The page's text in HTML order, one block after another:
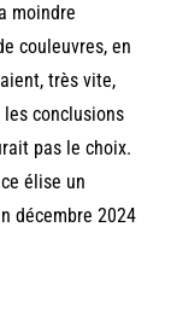
moindre
couleuvres, en
très vite,
conclusions
pas le choix.
élise un
décembre 2024